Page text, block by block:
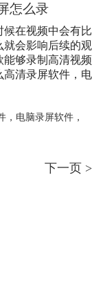
怎么录
在视频中会有比
就会影响后续的观
够录制高清视频
高清录屏软件，电
， 电脑录屏软件，
下一页 >